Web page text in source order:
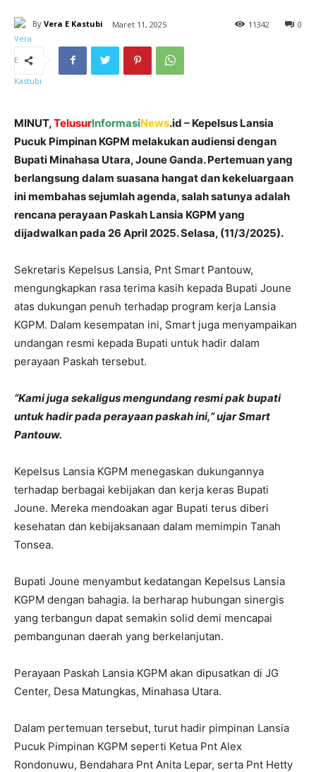
By Vera E Kastubi Maret 11, 2025 0
11342
MINUT,TelusurInformasiNews.id – Kepelsus Lansia
Pucuk Pimpinan KGPM melakukan audiensi dengan
Bupati Minahasa Utara, Joune Ganda. Pertemuan yang
berlangsung dalam suasana hangat dan kekeluargaan
ini membahas sejumlah agenda, salah satunya adalah
rencana perayaan Paskah Lansia KGPM yang
dijadwalkan pada 26 April 2025. Selasa, (11/3/2025).
Sekretaris Kepelsus Lansia, Pnt Smart Pantouw,
mengungkapkan rasa terima kasih kepada Bupati Joune
atas dukungan penuh terhadap program kerja Lansia
KGPM. Dalam kesempatan ini, Smart juga menyampaikan
undangan resmi kepada Bupati untuk hadir dalam
perayaan Paskah tersebut.
“Kami juga sekaligus mengundang resmi pak bupati
untuk hadir pada perayaan paskah ini,” ujar Smart
Pantouw.
Kepelsus Lansia KGPM menegaskan dukungannya
terhadap berbagai kebijakan dan kerja keras Bupati
Joune. Mereka mendoakan agar Bupati terus diberi
kesehatan dan kebijaksanaan dalam memimpin Tanah
Tonsea.
Bupati Joune menyambut kedatangan Kepelsus Lansia
KGPM dengan bahagia. Ia berharap hubungan sinergis
yang terbangun dapat semakin solid demi mencapai
pembangunan daerah yang berkelanjutan.
Perayaan Paskah Lansia KGPM akan dipusatkan di JG
Center, Desa Matungkas, Minahasa Utara.
Dalam pertemuan tersebut, turut hadir pimpinan Lansia
Pucuk Pimpinan KGPM seperti Ketua Pnt Alex
Rondonuwu, Bendahara Pnt Anita Lepar, serta Pnt Hetty